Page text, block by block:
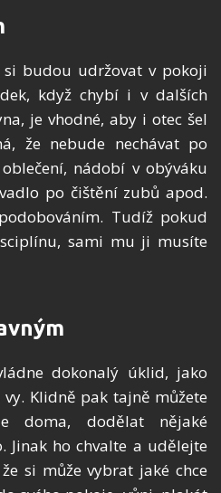
si budou udržovat v pokoji
když chybí i v dalších
je vhodné, aby i otec šel
že nebude nechávat po
nádobí v obýváku
po čištění zubů apod.
Tudíž pokud
sami mu ji musíte
dokonalý úklid, jako
Klidně pak tajně můžete
doma, dodělat nějaké
Jinak ho chvalte a udělejte
si může vybrat jaké chce